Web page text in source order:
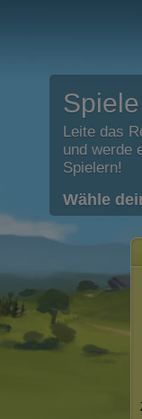
Leite das
und werde
Spielern!
Wähle